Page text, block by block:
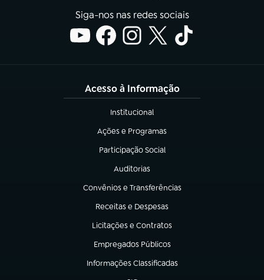
Siga-nos nas redes sociais
Acesso à Informação
Institucional
(abre em nova aba)
Ações e Programas
(abre em nova aba)
Participação Social
(abre em nova aba)
Auditorias
(abre em nova aba)
Convênios e Transferências
(abre em nova aba)
Receitas e Despesas
(abre em nova aba)
Licitações e Contratos
(abre em nova aba)
Empregados Públicos
(abre em nova aba)
Informações Classificadas
(abre em nova aba)